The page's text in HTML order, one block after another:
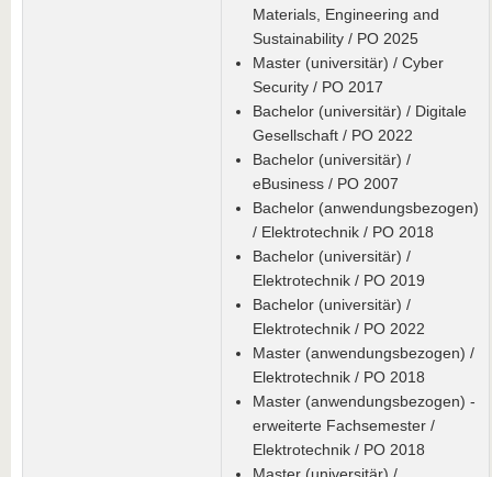
Materials, Engineering and
Sustainability / PO 2025
Master (universitär) / Cyber
Security / PO 2017
Bachelor (universitär) / Digitale
Gesellschaft / PO 2022
Bachelor (universitär) /
eBusiness / PO 2007
Bachelor (anwendungsbezogen)
/ Elektrotechnik / PO 2018
Bachelor (universitär) /
Elektrotechnik / PO 2019
Bachelor (universitär) /
Elektrotechnik / PO 2022
Master (anwendungsbezogen) /
Elektrotechnik / PO 2018
Master (anwendungsbezogen) -
erweiterte Fachsemester /
Elektrotechnik / PO 2018